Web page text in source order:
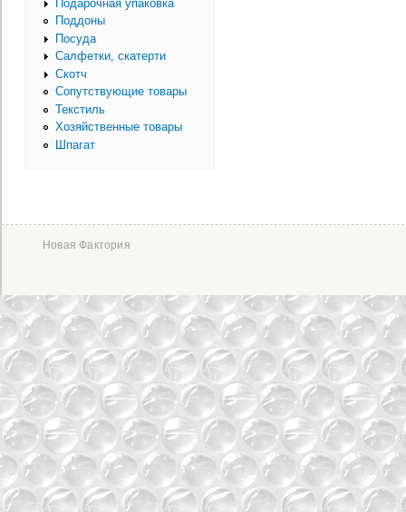
Подарочная упаковка
Поддоны
Посуда
Салфетки, скатерти
Скотч
Сопутствующие товары
Текстиль
Хозяйственные товары
Шпагат
Новая Фактория